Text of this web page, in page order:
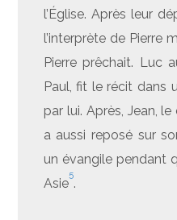
l’Église. Après leur
l’interprète de Pierre
Pierre prêchait. Luc
Paul, fit le récit dans
par lui. Après, Jean,
a aussi reposé sur
un évangile pendant
Asie
5
.